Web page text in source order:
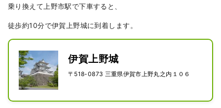
乗り換えて上野市駅で下車すると、
徒歩約10分で伊賀上野城に到着します。
伊賀上野城
〒518-0873 三重県伊賀市上野丸之内１０６